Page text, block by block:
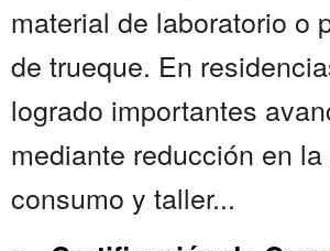
material de laboratorio o
de trueque. En
logrado importantes
mediante reducción en
consumo y taller...